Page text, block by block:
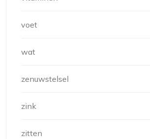
voet
wat
zenuwstelsel
zink
zitten